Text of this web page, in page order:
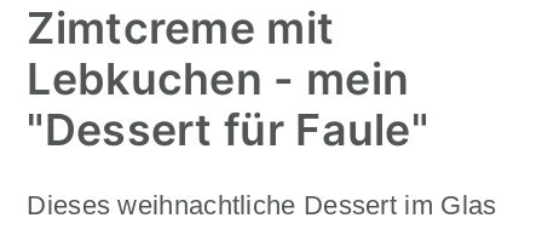
Zimtcreme mit
Lebkuchen - mein
"Dessert für Faule"
Dieses weihnachtliche Dessert im Glas